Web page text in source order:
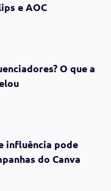
e AOC
O que a
influência pode
do Canva